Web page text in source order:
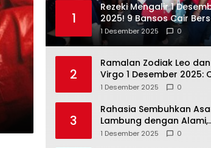
1
Rezeki Mengalir 1
2025! 9 Bansos Cair
PKH, BPNT, dan KKS
Double
1 Desember 2025 0
2
Ramalan Zodiak Leo dan
Virgo 1 Desember 2025:
Karir, Kesehatan, dan
1 Desember 2025 0
3
Rahasia Sembuhkan
Lambung dengan Alami,
Nomor 4 Disalahpahami
1 Desember 2025 0